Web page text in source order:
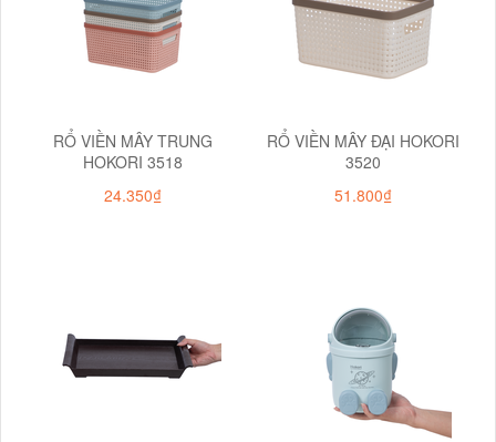
RỔ VIỀN MÂY TRUNG
HOKORI 3518
24.350₫
RỔ VIỀN MÂY ĐẠI HOKORI
3520
51.800₫